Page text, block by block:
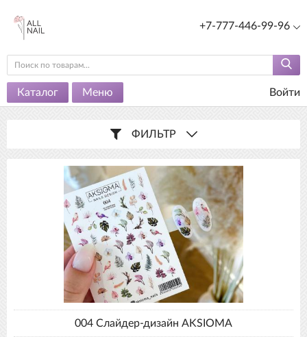
+7-777-446-99-96
Каталог Меню Войти
ФИЛЬТР
004 Слайдер-дизайн AKSIOMA